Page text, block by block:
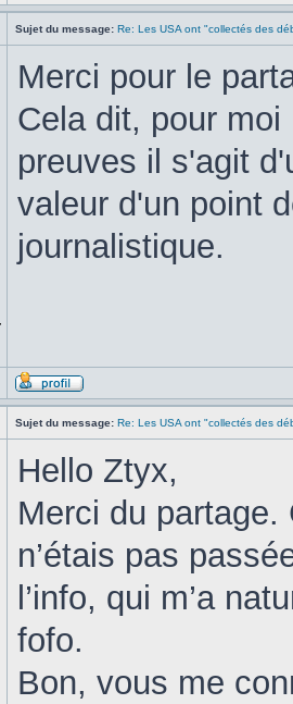
Sujet du message: Re: Les USA ont "collectés des
Merci pour le
Cela dit, pour
preuves il s'agit
valeur d'un point
journalistique.
Sujet du message: Re: Les USA ont "collectés des
Hello Ztyx,
Merci du
n’étais pas
l’info, qui m’a
fofo.
Bon, vous me